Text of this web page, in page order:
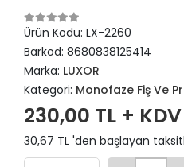
Ürün Kodu: LX-2260
Barkod: 8680838125414
Marka: LUXOR
Kategori: Monofaze Fiş Ve
230,00 TL + KDV
30,67 TL 'den başlayan